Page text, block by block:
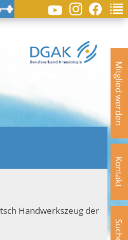
Mitglied werden
Kontakt
Handwerkszeug der